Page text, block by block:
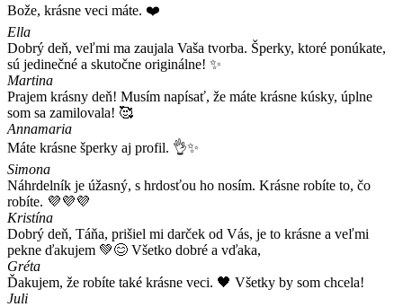
Bože, krásne veci máte. ❤️
Ella
Dobrý deň, veľmi ma zaujala Vaša tvorba. Šperky, ktoré ponúkate,
sú jedinečné a skutočne originálne! ✨
Martina
Prajem krásny deň! Musím napísať, že máte krásne kúsky, úplne
som sa zamilovala! 🥰
Annamaria
Máte krásne šperky aj profil. 👌✨
Simona
Náhrdelník je úžasný, s hrdosťou ho nosím. Krásne robíte to, čo
robíte. 💜💜💜
Kristína
Dobrý deň, Táňa, prišiel mi darček od Vás, je to krásne a veľmi
pekne ďakujem 💚😊 Všetko dobré a vďaka,
Gréta
Ďakujem, že robíte také krásne veci. 🖤 Všetky by som chcela!
Juli